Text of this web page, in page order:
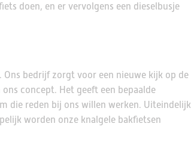
doen, en er vervolgens een dieselbusje
bedrijf zorgt voor een nieuwe kijk op de
concept. Het geeft een bepaalde
die reden bij ons willen werken. Uiteindelijk
worden onze knalgele bakfietsen